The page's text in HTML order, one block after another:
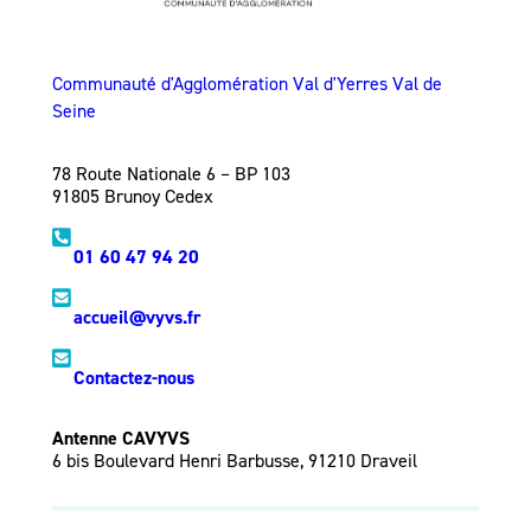
Communauté d'Agglomération Val d'Yerres Val de
Seine
78 Route Nationale 6 – BP 103
91805 Brunoy Cedex
01 60 47 94 20
accueil@vyvs.fr
Contactez-nous
Antenne CAVYVS
6 bis Boulevard Henri Barbusse, 91210 Draveil